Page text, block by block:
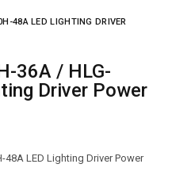
48A LED LIGHTING DRIVER
Driver Power
48A LED Lighting Driver Power